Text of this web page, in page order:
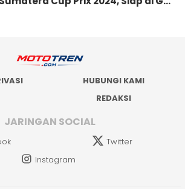
HUBUNGI KAMI
REDAKSI
JARINGAN SOCIAL
Twitter
Instagram